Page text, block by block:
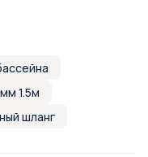
1.5м
шланг